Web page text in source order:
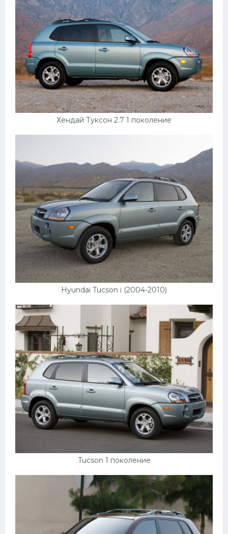
Хендай Туксон 2.7 1 поколение
Hyundai Tucson i (2004-2010)
Tucson 1 поколение